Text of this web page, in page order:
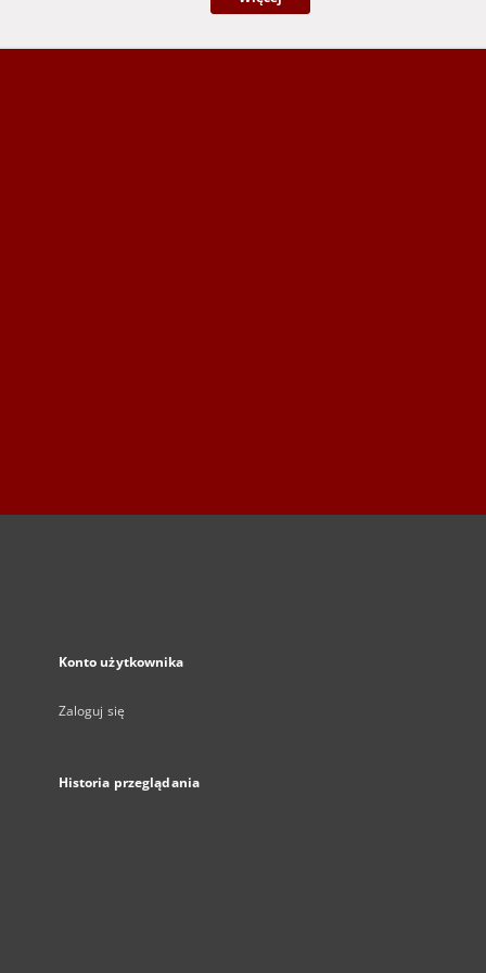
Konto użytkownika
Zaloguj się
Historia przeglądania